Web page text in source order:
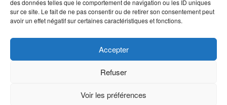
des données telles que le comportement de navigation ou les ID uniques
sur ce site. Le fait de ne pas consentir ou de retirer son consentement peut
avoir un effet négatif sur certaines caractéristiques et fonctions.
Accepter
Refuser
Voir les préférences